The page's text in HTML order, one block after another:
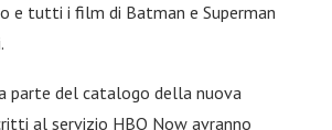
e tutti i film di Batman e Superman
parte del catalogo della nuova
al servizio HBO Now avranno